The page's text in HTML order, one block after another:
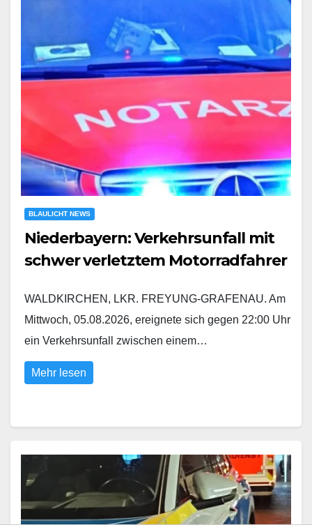
BLAULICHT NEWS
Niederbayern: Verkehrsunfall mit
schwer verletztem Motorradfahrer
WALDKIRCHEN, LKR. FREYUNG-GRAFENAU. Am
Mittwoch, 05.08.2026, ereignete sich gegen 22:00 Uhr
ein Verkehrsunfall zwischen einem…
Mehr lesen